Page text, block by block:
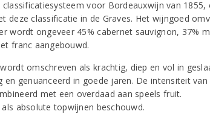
classificatiesysteem voor Bordeauxwijn van 1855,
deze classificatie in de Graves. Het wijngoed
wordt ongeveer 45% cabernet sauvignon, 37%
franc aangebouwd.
omschreven als krachtig, diep en vol in
en genuanceerd in goede jaren. De intensiteit van
met een overdaad aan speels fruit.
absolute topwijnen beschouwd.